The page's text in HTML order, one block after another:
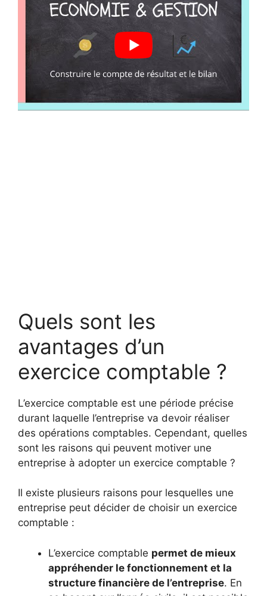
Quels sont les
avantages d’un
exercice comptable ?
L’exercice comptable est une période précise
durant laquelle l’entreprise va devoir réaliser
des opérations comptables. Cependant, quelles
sont les raisons qui peuvent motiver une
entreprise à adopter un exercice comptable ?
Il existe plusieurs raisons pour lesquelles une
entreprise peut décider de choisir un exercice
comptable :
L’exercice comptable permet de mieux
appréhender le fonctionnement et la
structure financière de l’entreprise. En